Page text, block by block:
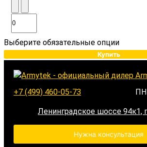
Выберите обязательные опции
Купить
+7 (499) 460-05-73
Ленинградское шоссе 94к1,
Нужна консультация